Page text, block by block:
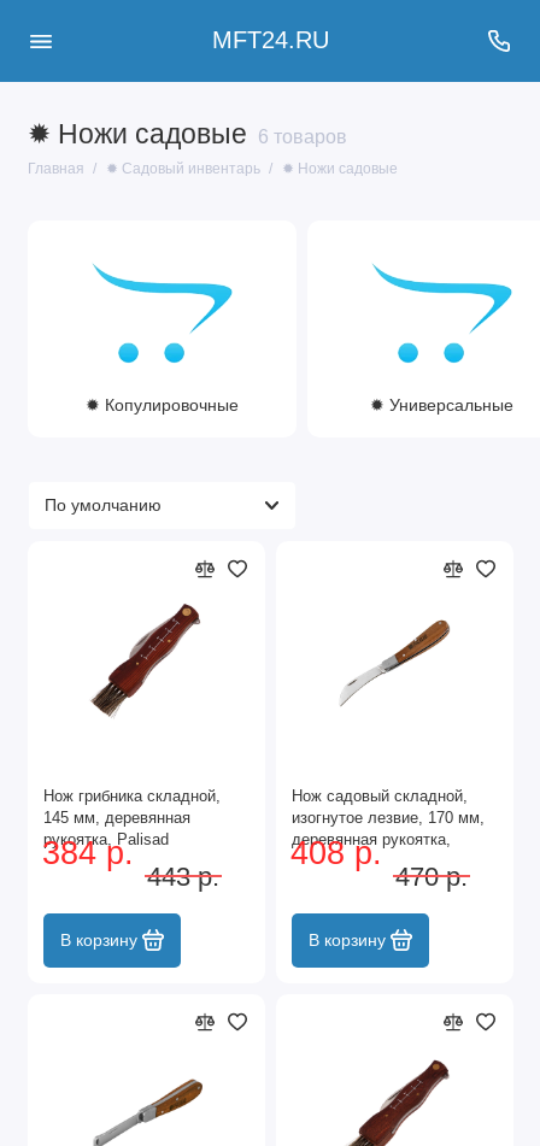
MFT24.RU
✹ Ножи садовые 6 товаров
Главная ✹ Садовый инвентарь ✹ Ножи садовые
✹ Копулировочные ✹ Универсальные
Нож грибника складной,
145 мм, деревянная
рукоятка, Palisad
384 р.
443 р.
В корзину
Нож садовый складной,
изогнутое лезвие, 170 мм,
деревянная рукоятка,
Palisad
408 р.
470 р.
В корзину